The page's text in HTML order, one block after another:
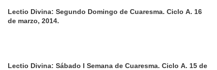
Lectio Divina: Segundo Domingo de Cuaresma. Ciclo A. 16
de marzo, 2014.
Lectio Divina: Sábado I Semana de Cuaresma. Ciclo A. 15 de